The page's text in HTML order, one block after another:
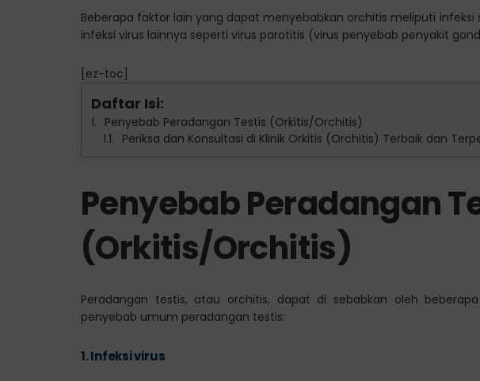
Beberapa faktor lain yang dapat menyebabkan orchitis meliputi infeksi
infeksi virus lainnya seperti virus parotitis (virus penyebab penyakit
[ez-toc]
Daftar Isi:
Penyebab Peradangan Testis (Orkitis/Orchitis)
Periksa dan Konsultasi di Klinik Orkitis (Orchitis) Terbaik dan
Penyebab Peradangan
(Orkitis/Orchitis)
Peradangan testis, atau orchitis, dapat di sebabkan oleh
penyebab umum peradangan testis:
1.Infeksi virus